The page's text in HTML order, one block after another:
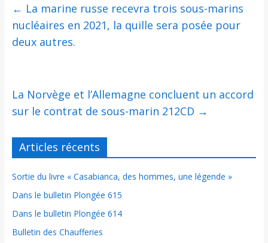
← La marine russe recevra trois sous-marins
nucléaires en 2021, la quille sera posée pour
deux autres.
La Norvège et l’Allemagne concluent un accord
sur le contrat de sous-marin 212CD →
Articles récents
Sortie du livre « Casabianca, des hommes, une légende »
Dans le bulletin Plongée 615
Dans le bulletin Plongée 614
Bulletin des Chaufferies